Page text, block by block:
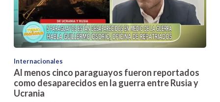
Internacionales
Al menos cinco paraguayos fueron reportados
como desaparecidos en la guerra entre Rusia y
Ucrania